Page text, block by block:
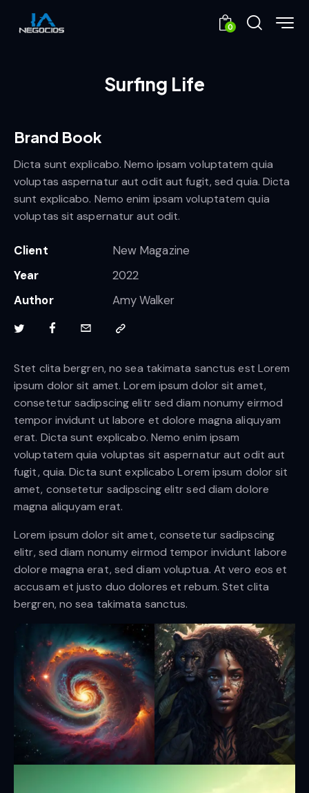
0
Surfing Life
Brand Book
Dicta sunt explicabo. Nemo ipsam voluptatem quia
voluptas aspernatur aut odit aut fugit, sed quia. Dicta
sunt explicabo. Nemo enim ipsam voluptatem quia
voluptas sit aspernatur aut odit.
Client
New Magazine
Year
2022
Author
Amy Walker
Stet clita bergren, no sea takimata sanctus est Lorem
ipsum dolor sit amet. Lorem ipsum dolor sit amet,
consetetur sadipscing elitr sed diam nonumy eirmod
tempor invidunt ut labore et dolore magna aliquyam
erat. Dicta sunt explicabo. Nemo enim ipsam
voluptatem quia voluptas sit aspernatur aut odit aut
fugit, quia. Dicta sunt explicabo Lorem ipsum dolor sit
amet, consetetur sadipscing elitr sed diam dolore
magna aliquyam erat.
Lorem ipsum dolor sit amet, consetetur sadipscing
elitr, sed diam nonumy eirmod tempor invidunt labore
dolore magna erat, sed diam voluptua. At vero eos et
accusam et justo duo dolores et rebum. Stet clita
bergren, no sea takimata sanctus.